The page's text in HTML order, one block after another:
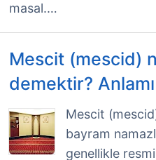
masal.…
Mescit (mescid)
demektir? Anlamı
Mescit
bayram
genellikle